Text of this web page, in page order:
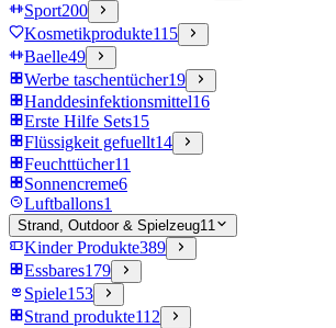
Sport200
Kosmetikprodukte115
Baelle49
Werbe taschentücher19
Handdesinfektionsmittel16
Erste Hilfe Sets15
Flüssigkeit gefuellt14
Feuchttücher11
Sonnencreme6
Luftballons1
Strand, Outdoor & Spielzeug11
Kinder Produkte389
Essbares179
Spiele153
Strand produkte112